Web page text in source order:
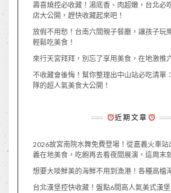
壽喜燒控必收藏！湯底香、肉超嫩，台北必
店大公開，趕快收藏起來吧！
放假不用愁！台南六間親子餐廳，讓孩子玩
輕鬆吃美食！
來行天宮拜拜，別忘了享用美食，在地激推
不收藏會後悔！幫你整理出中山站必吃清單
隊的超人氣美食大公開！
近期文章
2026故宮南院水舞免費登場！從嘉義火車
義在地美食，吃飽再去看夜間展演，這周末
想要大啖鮮美的海鮮不用到漁港！各種高檔
台北漢堡控快收藏！盤點6間高人氣美式漢